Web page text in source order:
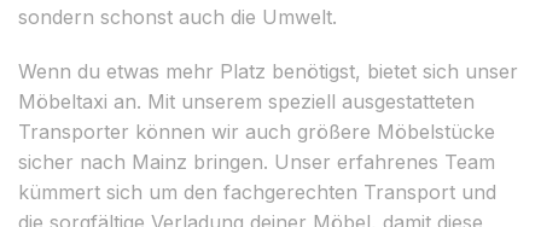
sondern schonst auch die Umwelt.
Wenn du etwas mehr Platz benötigst, bietet sich unser
Möbeltaxi an. Mit unserem speziell ausgestatteten
Transporter können wir auch größere Möbelstücke
sicher nach Mainz bringen. Unser erfahrenes Team
kümmert sich um den fachgerechten Transport und
die sorgfältige Verladung deiner Möbel, damit diese